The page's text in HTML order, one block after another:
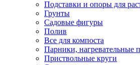
Подставки и опоры для
Грунты
Садовые фигуры
Полив
Все для компоста
Парники, нагревательные
Приствольные круги